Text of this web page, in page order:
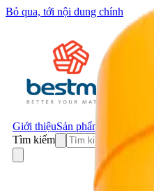
Bỏ qua, tới nội dung chính
Giới thiệuSản phẩm Tin
Tìm kiếm